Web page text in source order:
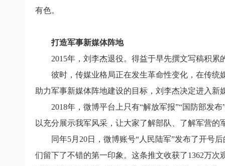
有色。
打造军事新媒体阵地
2015年，刘李杰退役。得益于早先撰文写稿积
彼时，传媒业格局正在发生革命性变化，在传
助力军事新媒体阵地建设的目标，刘李杰决定进入新
2018年，微博平台上只有“解放军报”“国防部发
以充分展示我军风采，让大家了解部队、了解军营
同年5月20日，微博账号“人民陆军”发布了开号
们留下了不错的第一印象。这条推文收获了1362万